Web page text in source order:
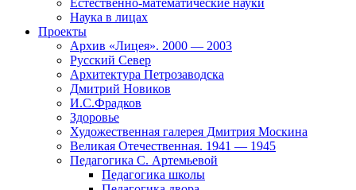
Естественно-математические науки
Наука в лицах
Проекты
Архив «Лицея». 2000 — 2003
Русский Север
Архитектура Петрозаводска
Дмитрий Новиков
И.С.Фрадков
Здоровье
Художественная галерея Дмитрия Москина
Великая Отечественная. 1941 — 1945
Педагогика С. Артемьевой
Педагогика школы